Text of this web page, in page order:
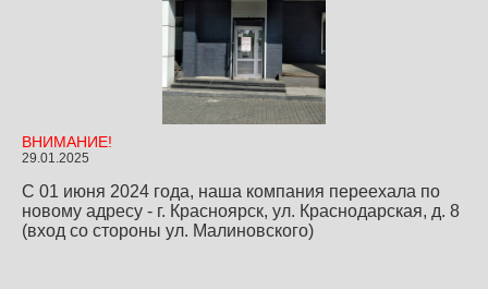
ВНИМАНИЕ!
29.01.2025
С 01 июня 2024 года, наша компания переехала по
новому адресу - г. Красноярск, ул. Краснодарская, д. 8
(вход со стороны ул. Малиновского)